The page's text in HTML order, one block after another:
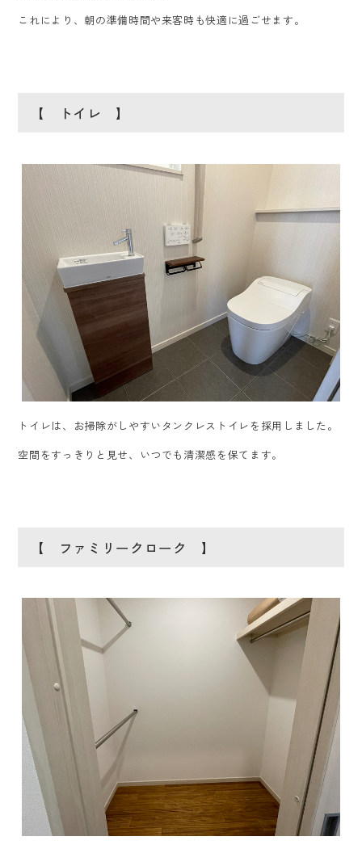
これにより、朝の準備時間や来客時も快適に過ごせます。
【 トイレ 】
トイレは、お掃除がしやすいタンクレストイレを採用しました。
空間をすっきりと見せ、いつでも清潔感を保てます。
【 ファミリークローク 】